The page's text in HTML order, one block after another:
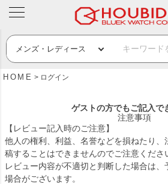
HOME ログイン
ゲストの方でもご記入で
注意事項
【レビュー記入時のご注意】
他人の権利、利益、名誉などを損ねたり、
稿することはできませんのでご注意くださ
レビュー内容が不適切と判断した場合は、
場合がございます。